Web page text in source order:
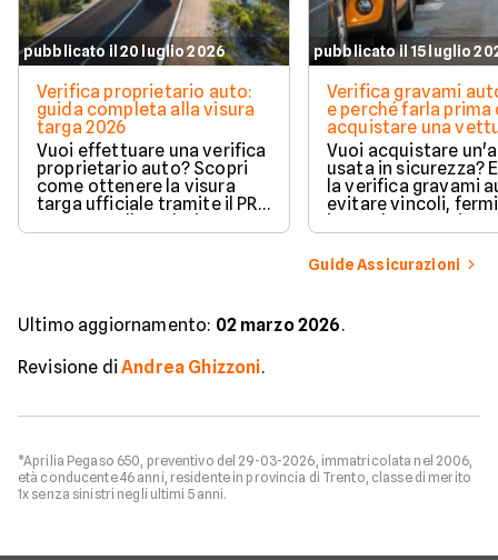
pubblicato il 20 luglio 2026
Verifica proprietario auto:
guida completa alla visura
targa 2026
Vuoi effettuare una verifica
proprietario auto? Scopri
come ottenere la visura
targa ufficiale tramite il PRA
per controllare dati e
vincoli in totale sicurezza.
pubblicato il 15 luglio
Verifica gravami
e perché farla prima
acquistare una
Vuoi acquistare
usata in sicurezza?
la verifica gravami
evitare vincoli,
ipoteche. Scopri
tutelare il tuo
Guide Assicurazioni
Ultimo aggiornamento: 02 marzo 2026.
Revisione diAndrea Ghizzoni.
*Aprilia Pegaso 650, preventivo del 29-03-2026, immatricolata nel 2006,
età conducente 46 anni, residente in provincia di Trento, classe di merito
1x senza sinistri negli ultimi 5 anni.